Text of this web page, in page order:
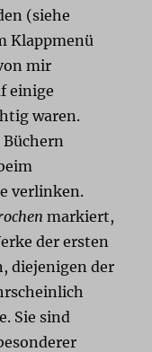
(siehe
Klappmenü
mir
einige
waren.
verlinken.
markiert,
der ersten
diejenigen der
Sie sind